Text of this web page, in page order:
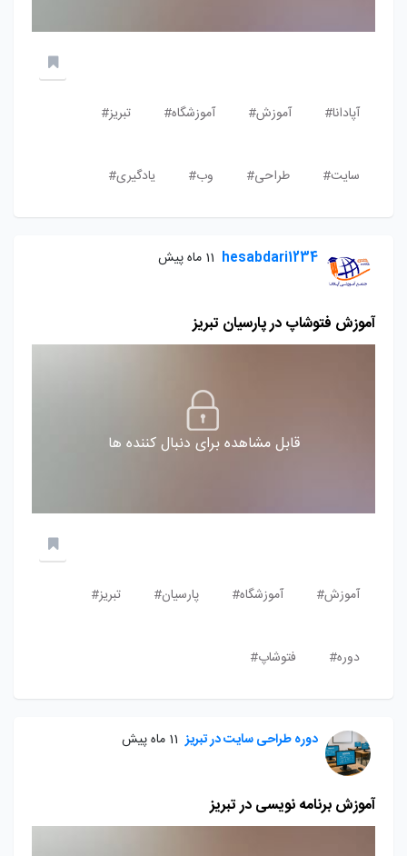
آپادانا# آموزش# آموزشگاه# تبریز#
سایت# طراحی# وب# یادگیری#
hesabdari1234 11 ماه پیش
آموزش فتوشاپ در پارسیان تبریز
قابل مشاهده برای دنبال کننده ها
آموزش# آموزشگاه# پارسیان# تبریز#
دوره# فتوشاپ#
دوره طراحی سایت در تبریز 11 ماه پیش
آموزش برنامه نویسی در تبریز